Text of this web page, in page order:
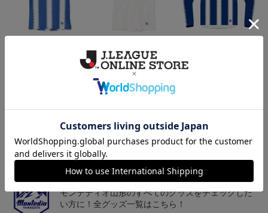
ニフォーム半袖（FP2n
d）
18,700円～23,760円
チームマスコット「ディーオ」グッズは、サポータ
ーやファン必見！
山形
モンテディオ山形のすべてのグッズをチェックした
い方に！全グッズ一覧はこちら！